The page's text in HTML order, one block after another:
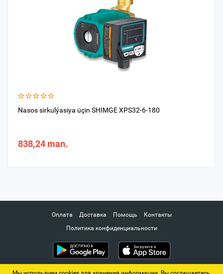
Nasos sirkulýasiya üçin SHIMGE XPS32-6-180
838,24 man.
Оплата Доставка Помощь
Контакты
Политика конфиденциальности